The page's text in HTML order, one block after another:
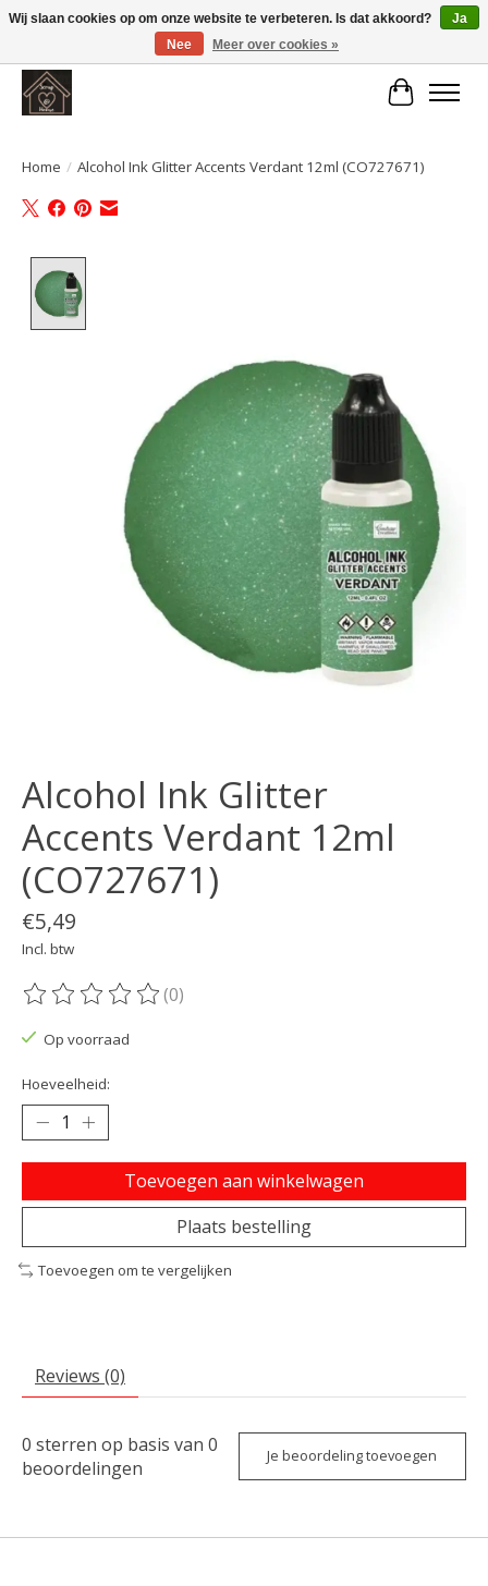
Large selection of products and fast shipping!
Home / Alcohol Ink Glitter Accents Verdant 12ml (CO727671)
Alcohol Ink Glitter
Accents Verdant 12ml
(CO727671)
€5,49
Incl. btw
De beoordeling van dit product is
(0)
Op voorraad
Hoeveelheid:
Toevoegen aan winkelwagen
Plaats bestelling
Toevoegen om te vergelijken
Reviews (0)
0 sterren op basis van 0
beoordelingen
Je beoordeling toevoegen
Wij slaan cookies op om onze website te verbeteren. Is dat akkoord?
Ja
Nee
Meer over cookies »